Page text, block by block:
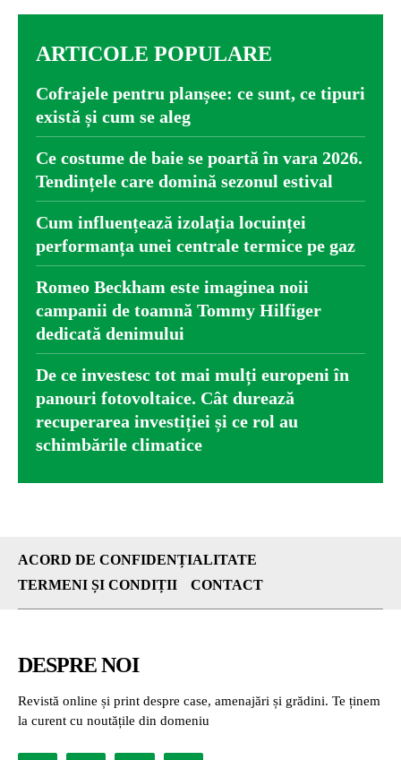
ARTICOLE POPULARE
Cofrajele pentru planșee: ce sunt, ce tipuri
există și cum se aleg
Ce costume de baie se poartă în vara 2026.
Tendințele care domină sezonul estival
Cum influențează izolația locuinței
performanța unei centrale termice pe gaz
Romeo Beckham este imaginea noii
campanii de toamnă Tommy Hilfiger
dedicată denimului
De ce investesc tot mai mulți europeni în
panouri fotovoltaice. Cât durează
recuperarea investiției și ce rol au
schimbările climatice
ACORD DE CONFIDENȚIALITATE
TERMENI ȘI CONDIȚII
CONTACT
DESPRE NOI
Revistă online și print despre case, amenajări și grădini. Te ținem
la curent cu noutățile din domeniu